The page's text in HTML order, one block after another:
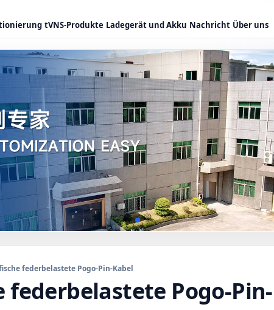
tVNS-Produkte Ladegerät und Akku Nachricht Über uns
federbelastete Pogo-Pin-Kabel
federbelastete Pogo-